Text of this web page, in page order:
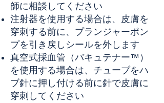
師に相談してください
注射器を使用する場合は、皮膚を
穿刺する前に、プランジャーポン
プを引き戻しシールを外します
真空式採血管（バキュテナー™）
を使用する場合は、チューブをハ
ブ針に押し付ける前に針で皮膚に
穿刺してください